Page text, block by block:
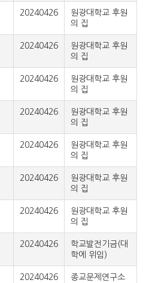
20240426
원광대학교 후원
의 집
20240426
원광대학교 후원
의 집
20240426
원광대학교 후원
의 집
20240426
원광대학교 후원
의 집
20240426
원광대학교 후원
의 집
20240426
원광대학교 후원
의 집
20240426
원광대학교 후원
의 집
20240426
학교발전기금(대
학에 위임)
20240426
종교문제연구소